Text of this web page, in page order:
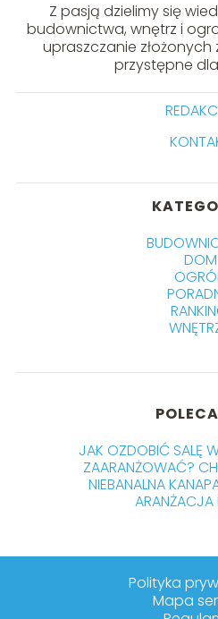
Z pasją dzielimy się
budownictwa, wnętrz i
upraszczanie
przystępne
DOM
JAK OZDOBIĆ SALĘ
ZAARANŻOWAĆ?
NIEBANALNA
ARANŻACJA
Polityka
Mapa